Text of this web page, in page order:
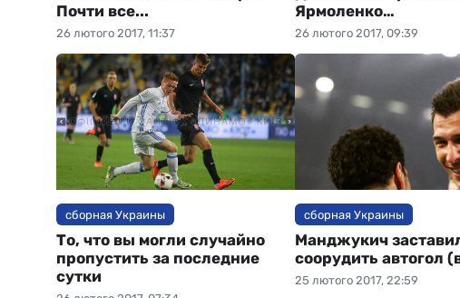
26 лютого 2017, 11:37
Почти все...
26 лютого 2017, 09:39
Ярмоленко…
сборная Украины
То, что вы могли случайно
пропустить за последние
сутки
сборная Украины
25 лютого 2017, 22:59
Манджукич
соорудить автогол